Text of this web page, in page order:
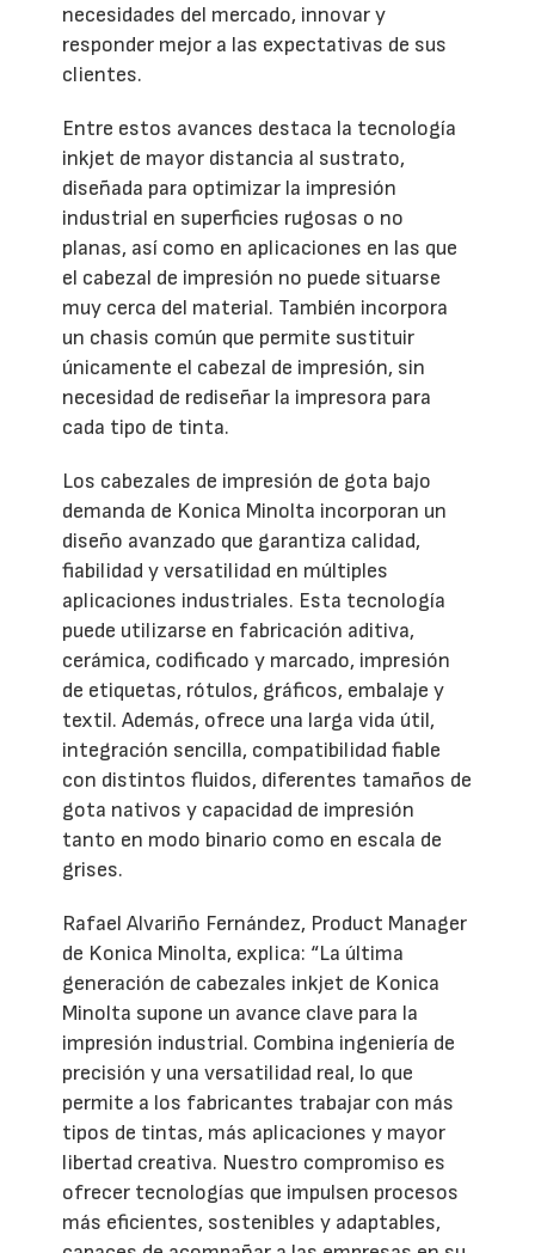
necesidades del mercado, innovar y
responder mejor a las expectativas de sus
clientes.
Entre estos avances destaca la tecnología
inkjet de mayor distancia al sustrato,
diseñada para optimizar la impresión
industrial en superficies rugosas o no
planas, así como en aplicaciones en las que
el cabezal de impresión no puede situarse
muy cerca del material. También incorpora
un chasis común que permite sustituir
únicamente el cabezal de impresión, sin
necesidad de rediseñar la impresora para
cada tipo de tinta.
Los cabezales de impresión de gota bajo
demanda de Konica Minolta incorporan un
diseño avanzado que garantiza calidad,
fiabilidad y versatilidad en múltiples
aplicaciones industriales. Esta tecnología
puede utilizarse en fabricación aditiva,
cerámica, codificado y marcado, impresión
de etiquetas, rótulos, gráficos, embalaje y
textil. Además, ofrece una larga vida útil,
integración sencilla, compatibilidad fiable
con distintos fluidos, diferentes tamaños de
gota nativos y capacidad de impresión
tanto en modo binario como en escala de
grises.
Rafael Alvariño Fernández, Product Manager
de Konica Minolta, explica: “La última
generación de cabezales inkjet de Konica
Minolta supone un avance clave para la
impresión industrial. Combina ingeniería de
precisión y una versatilidad real, lo que
permite a los fabricantes trabajar con más
tipos de tintas, más aplicaciones y mayor
libertad creativa. Nuestro compromiso es
ofrecer tecnologías que impulsen procesos
más eficientes, sostenibles y adaptables,